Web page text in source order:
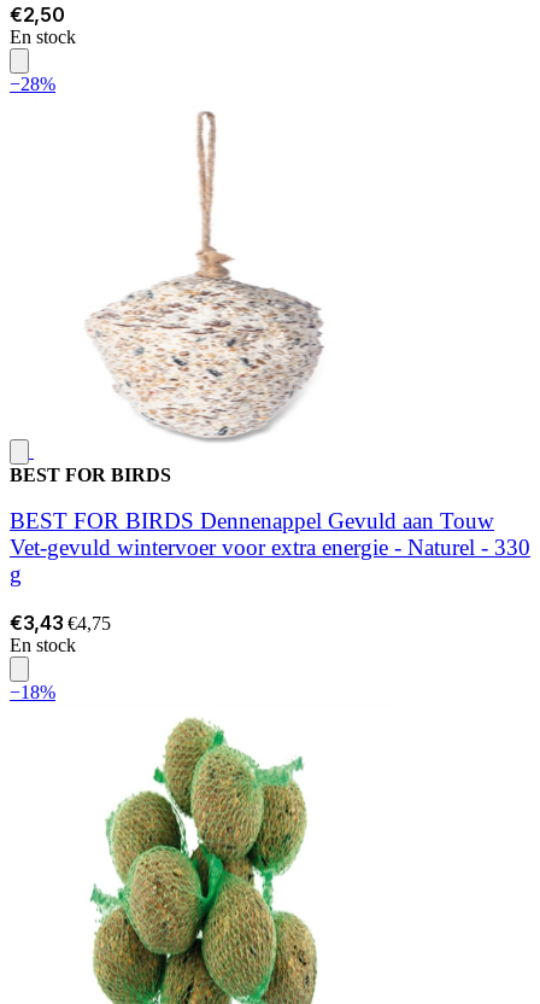
€2,50
En stock
−28%
BEST FOR BIRDS
BEST FOR BIRDS Dennenappel Gevuld aan Touw
Vet-gevuld wintervoer voor extra energie - Naturel - 330
g
€3,43 €4,75
En stock
−18%